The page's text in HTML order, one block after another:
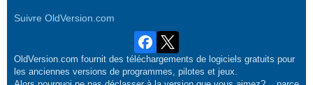
Suivre OldVersion.com
OldVersion.com fournit des téléchargements de logiciels gratuits pour
les anciennes versions de programmes, pilotes et jeux.